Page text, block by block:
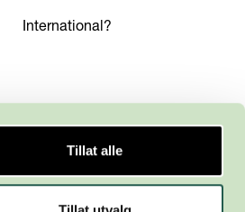
Tillat alle
International?